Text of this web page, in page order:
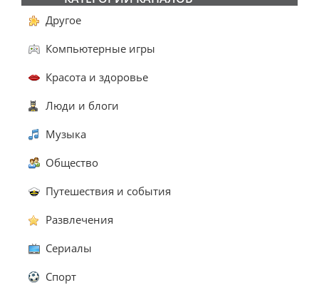
Другое
Компьютерные игры
Красота и здоровье
Люди и блоги
Музыка
Общество
Путешествия и события
Развлечения
Сериалы
Спорт